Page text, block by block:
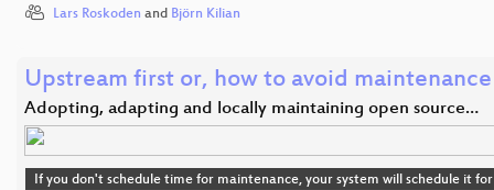
Lars Roskoden and Björn Kilian
Upstream first or, how to avoid
Adopting, adapting and locally maintaining open source…
If you don't schedule time for maintenance, your system will schedule it